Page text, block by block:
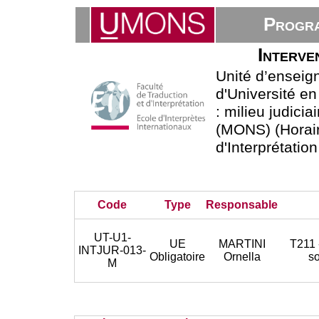
Unité
d'Université
: milieu
(MONS)
Code Type Responsable
UT-U1-
INTJUR-013-
M
UE
Obligatoire
MARTINI
Ornella
T211